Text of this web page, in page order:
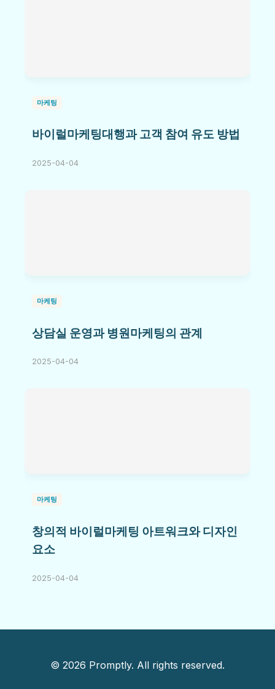
마케팅
바이럴마케팅대행과 고객 참여 유도 방법
2025-04-04
마케팅
상담실 운영과 병원마케팅의 관계
2025-04-04
마케팅
창의적 바이럴마케팅 아트워크와 디자인
요소
2025-04-04
© 2026 Promptly. All rights reserved.